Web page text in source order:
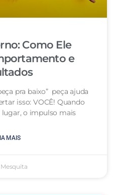
Como Ele
e
pra baixo” peça ajuda
isso: VOCÊ! Quando
o impulso mais
MAIS
Mesquita